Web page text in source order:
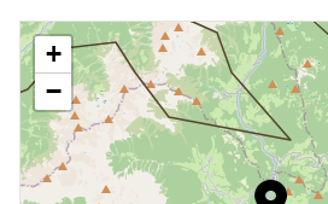
Tel. 380 1931223 -
aziendamasosimoni@gmail.com
+
−